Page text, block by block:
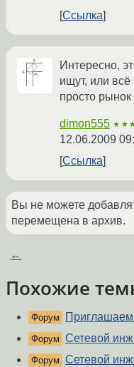
Ссылка
Интересно,
ищут, или
просто
dimon555
12.06.2009
Ссылка
Вы не можете
перемещена в архив.
←
Похожие
Форум Приглашаем
Форум Сетевой
Форум Сетевой